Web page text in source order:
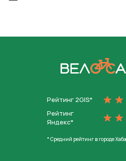
Рейтинг 2GIS*
Рейтинг
Яндекс*
* Средний рейтинг в городе